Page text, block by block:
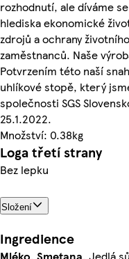
rozhodnutí, ale díváme
hlediska ekonomické
zdrojů a ochrany
zaměstnanců. Naše
Potvrzením této naší
uhlíkové stopě, který
společnosti SGS
25.1.2022.
Množství: 0.38kg
Loga třetí strany
Bez lepku
Složení
Ingredience
Mléko, Smetana, Jedlá